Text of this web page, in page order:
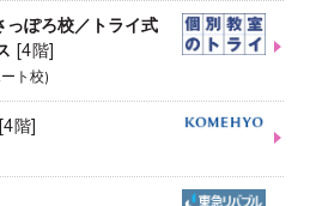
っぽろ校／トライ式
[4階]
ト校
[4階]